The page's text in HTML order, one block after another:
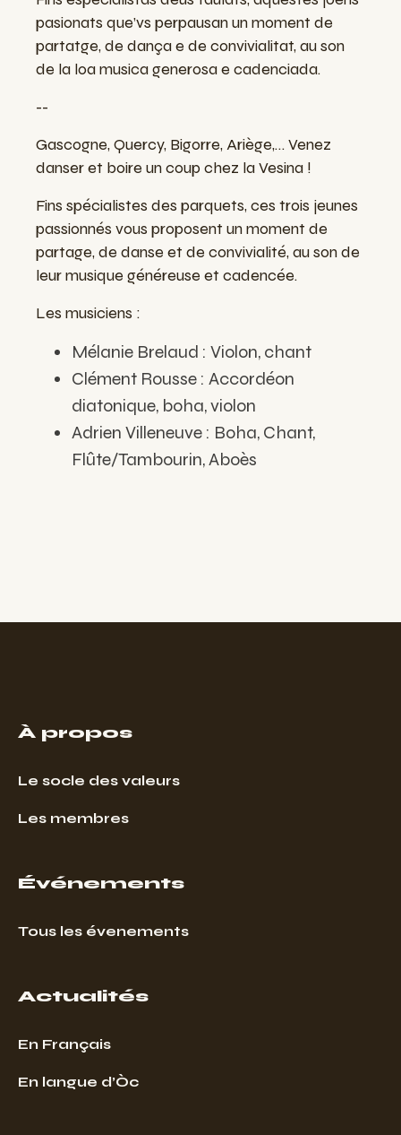
pasionats que’vs perpausan un moment de
partatge, de dança e de convivialitat, au son
de la loa musica generosa e cadenciada.
--
Gascogne, Quercy, Bigorre, Ariège,… Venez
danser et boire un coup chez la Vesina !
Fins spécialistes des parquets, ces trois jeunes
passionnés vous proposent un moment de
partage, de danse et de convivialité, au son de
leur musique généreuse et cadencée.
Les musiciens :
Mélanie Brelaud : Violon, chant
Clément Rousse : Accordéon
diatonique, boha, violon
Adrien Villeneuve : Boha, Chant,
Flûte/Tambourin, Aboès
À propos
Le socle des valeurs
Les membres
Événements
Tous les évenements
Actualités
En Français
En langue d’Òc